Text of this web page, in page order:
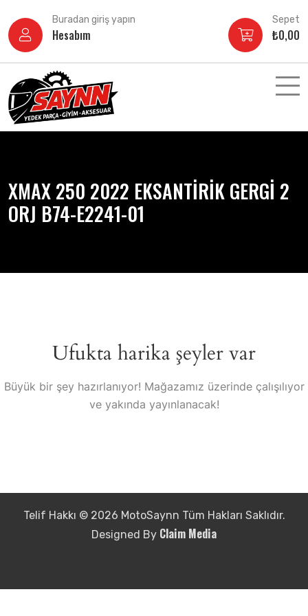
atla
Buradan giriş yapın
Hesabım
Sepet
₺0,00
XMAX 250 2022 EKSANTİRİK GERGİ 2
ORJ B74-E2241-01
Ufukta harika şeyler var
Büyük bir şey hazırlanıyor! Mağazamız üzerinde çalışılıyor
ve yakında yayınlanacak!
Telif Hakkı © 2026 MotoSaynn Tüm Hakları Saklıdır.
Designed By Claim Media